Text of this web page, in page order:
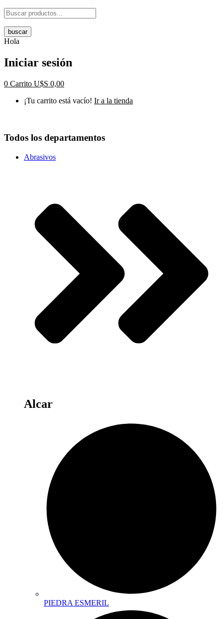
buscar
Hola
Iniciar sesión
0 Carrito U$S 0,00
¡Tu carrito está vacío! Ir a la tienda
Todos los departamentos
Abrasivos
Alcar
PIEDRA ESMERIL